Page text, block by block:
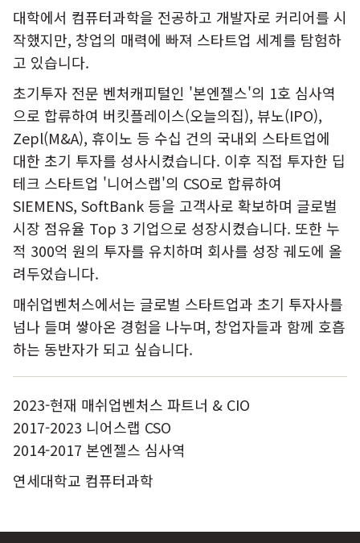
대학에서 컴퓨터과학을 전공하고 개발자로 커리어를 시
작했지만, 창업의 매력에 빠져 스타트업 세계를 탐험하
고 있습니다.
초기투자 전문 벤처캐피털인 '본엔젤스'의 1호 심사역
으로 합류하여 버킷플레이스(오늘의집), 뷰노(IPO),
Zepl(M&A), 휴이노 등 수십 건의 국내외 스타트업에
대한 초기 투자를 성사시켰습니다. 이후 직접 투자한 딥
테크 스타트업 '니어스랩'의 CSO로 합류하여
SIEMENS, SoftBank 등을 고객사로 확보하며 글로벌
시장 점유율 Top 3 기업으로 성장시켰습니다. 또한 누
적 300억 원의 투자를 유치하며 회사를 성장 궤도에 올
려두었습니다.
매쉬업벤처스에서는 글로벌 스타트업과 초기 투자사를
넘나 들며 쌓아온 경험을 나누며, 창업자들과 함께 호흡
하는 동반자가 되고 싶습니다.
2023-현재 매쉬업벤처스 파트너 & CIO
2017-2023 니어스랩 CSO
2014-2017 본엔젤스 심사역
연세대학교 컴퓨터과학